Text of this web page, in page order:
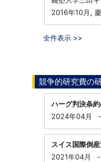
2016年10月 ,
全件表示 >>
競争的研究費の
ハーグ判決条
2024年04月
-
スイス国際倒
2021年04月
-